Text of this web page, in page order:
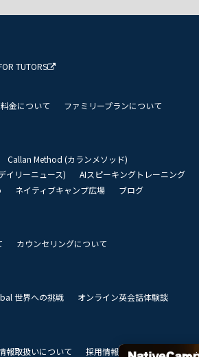
TUTORS
料金について
ファミリープランについて
Callan Method (カランメソッド)
イリーニュース)
AIスピーキングトレーニング
ネイティブキャンプ広場
ブログ
カウンセリングについて
世界への挑戦
オンライン英会話体験談
報取扱いについて 採用情報 私達のビジョン